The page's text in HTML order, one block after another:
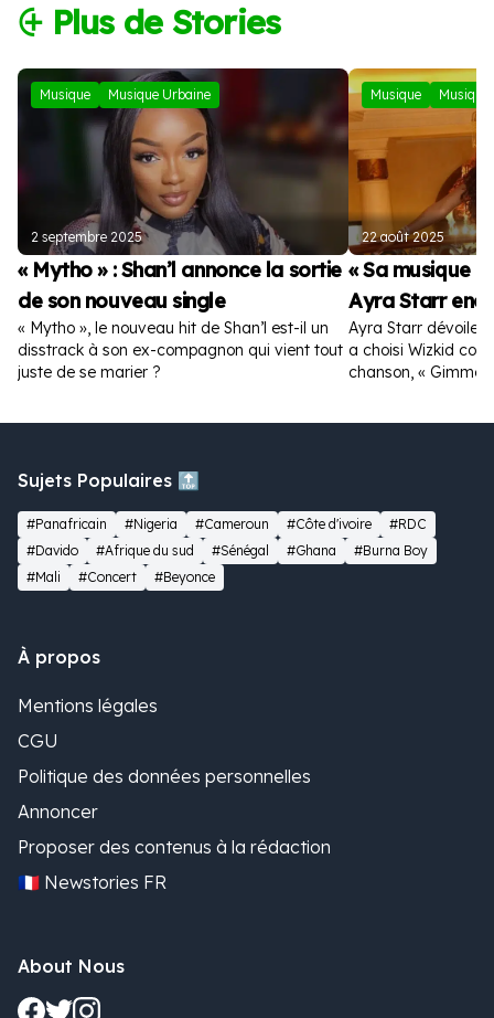
⨭ Plus de Stories
Musique Musique Urbaine
2 septembre 2025
« Mytho » : Shan’l annonce la sortie
de son nouveau single
« Mytho », le nouveau hit de Shan’l est-il un
disstrack à son ex-compagnon qui vient tout
juste de se marier ?
Musique
22 août 2025
« Sa musique
Ayra Starr
Ayra Starr dévoile
a choisi Wizkid
chanson, « Gimme
Sujets Populaires 🔝
#Panafricain #Nigeria #Cameroun #Côte d'ivoire
#RDC
#Davido
#Afrique du sud #Sénégal #Ghana
#Burna Boy
#Mali
#Concert #Beyonce
À propos
Mentions légales
CGU
Politique des données personnelles
Annoncer
Proposer des contenus à la rédaction
🇫🇷 Newstories FR
About Nous